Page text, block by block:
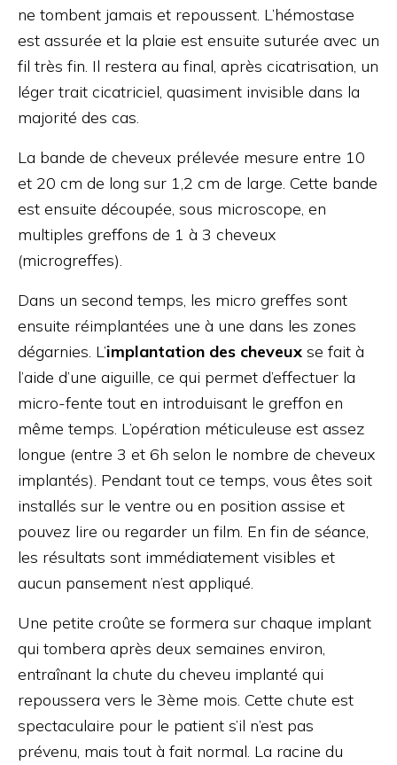
ne tombent jamais et repoussent. L’hémostase
est assurée et la plaie est ensuite suturée avec un
fil très fin. Il restera au final, après cicatrisation, un
léger trait cicatriciel, quasiment invisible dans la
majorité des cas.
La bande de cheveux prélevée mesure entre 10
et 20 cm de long sur 1,2 cm de large. Cette bande
est ensuite découpée, sous microscope, en
multiples greffons de 1 à 3 cheveux
(microgreffes).
Dans un second temps, les micro greffes sont
ensuite réimplantées une à une dans les zones
dégarnies. L’implantation des cheveux se fait à
l’aide d’une aiguille, ce qui permet d’effectuer la
micro-fente tout en introduisant le greffon en
même temps. L’opération méticuleuse est assez
longue (entre 3 et 6h selon le nombre de cheveux
implantés). Pendant tout ce temps, vous êtes soit
installés sur le ventre ou en position assise et
pouvez lire ou regarder un film. En fin de séance,
les résultats sont immédiatement visibles et
aucun pansement n’est appliqué.
Une petite croûte se formera sur chaque implant
qui tombera après deux semaines environ,
entraînant la chute du cheveu implanté qui
repoussera vers le 3ème mois. Cette chute est
spectaculaire pour le patient s’il n’est pas
prévenu, mais tout à fait normal. La racine du